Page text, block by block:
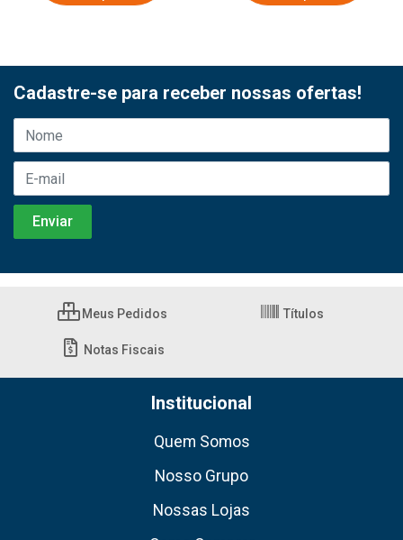
Cadastre-se para receber nossas ofertas!
Meus Pedidos Títulos
Notas Fiscais
Institucional
Quem Somos
Nosso Grupo
Nossas Lojas